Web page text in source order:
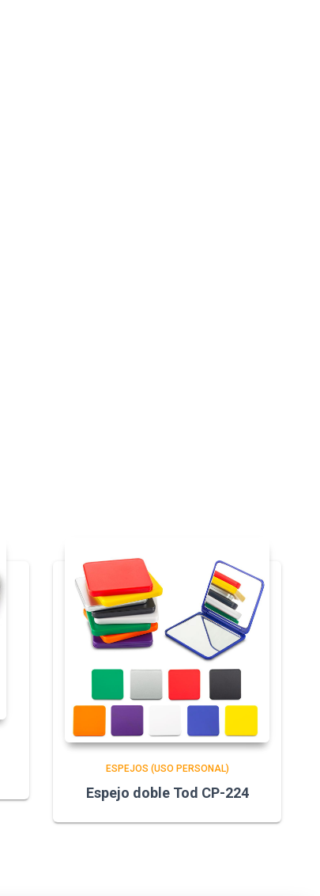
ESPEJOS (USO PERSONAL)
Espejo doble Tod CP-224